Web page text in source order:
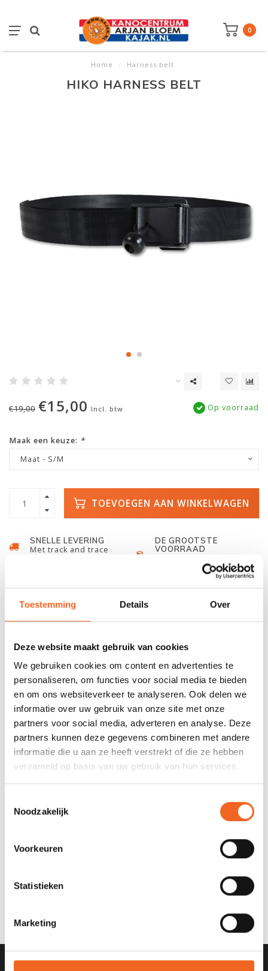
Toestemming Details Over
Deze website maakt gebruik van cookies
We gebruiken cookies om content en advertenties te
personaliseren, om functies voor social media te bieden
en om ons websiteverkeer te analyseren. Ook delen we
informatie over uw gebruik van onze site met onze
partners voor social media, adverteren en analyse. Deze
partners kunnen deze gegevens combineren met andere
informatie die u aan ze heeft verstrekt of die ze hebben
verzameld op basis van uw gebruik van hun services.
Noodzakelijk
Voorkeuren
Statistieken
Marketing
0
Home / Harness belt
HIKO HARNESS BELT
€19,00 €15,00 Incl. btw Op voorraad
Maak een keuze: *
Maat - S/M
TOEVOEGEN AAN WINKELWAGEN
SNELLE LEVERING
Met track and trace
DE GROOTSTE
VOORRAAD
Beoordeling 4,8/5
MOGELIJKHEID
INFORMATIE
De Hiko Harnes Belt, ook wel Quick Release genoemd, is een
gordel welke gebruikt kan worden in combinatie met geschikte
wildwater- en reddingsvesten. De snel ontgrendelende
veiligheidsgesp dient om een ​​lading die aan de riem is
vastgemaakt snel los te te kunnen maken.
REVIEWS
Nog niet gewaardeerd